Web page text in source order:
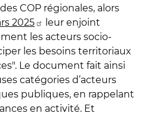
COP régionales, alors
2025
leur enjoint
les acteurs socio-
les besoins territoriaux
Le document fait ainsi
catégories d’acteurs
publiques, en rappelant
en activité. Et